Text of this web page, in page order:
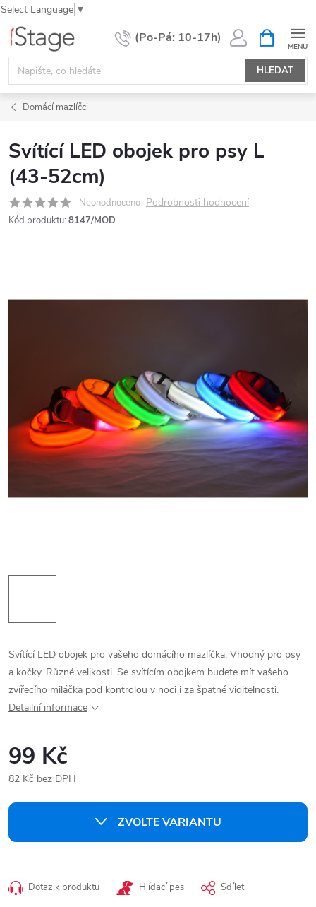
Select Language ▼
Přejít
obsah
HLEDAT
NÁKUPNÍ
KOŠÍK
Domácí mazlíčci
Svítící LED obojek pro psy L
(43-52cm)
Neohodnoceno Podrobnosti hodnocení
Kód produktu: 8147/MOD
Svítící LED obojek pro vašeho domácího mazlíčka. Vhodný pro psy
a kočky. Různé velikosti. Se svítícím obojkem budete mít vašeho
zvířecího miláčka pod kontrolou v noci i za špatné viditelnosti.
Detailní informace
99 Kč
82 Kč bez DPH
cena:
ZVOLTE VARIANTU
Dotaz k produktu Hlídací pes Sdílet